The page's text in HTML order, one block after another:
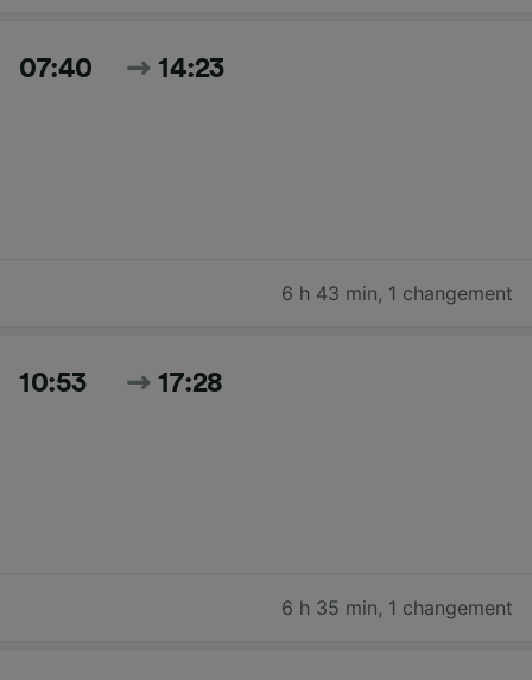
07:40 14:23
6 h 43 min, 1 changement
10:53 17:28
6 h 35 min, 1 changement